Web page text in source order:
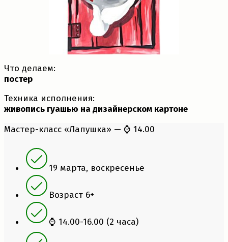
Что делаем:
постер
Техника исполнения:
живопись гуашью на дизайнерском картоне
Мастер-класс «Лапушка» — ⌚ 14.00
19 марта, воскресенье
Возраст 6+
⌚ 14.00-16.00 (2 часа)